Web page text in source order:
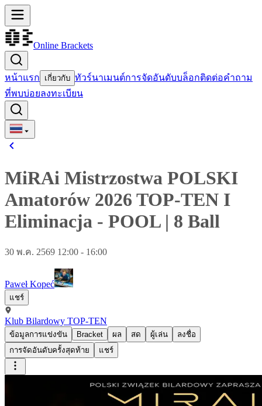
Online Brackets
หน้าแรก เกี่ยวกับ ทัวร์นาเมนต์การจัดอันดับบล็อกติดต่อคำถาม
ที่พบบ่อยลงทะเบียน
MiRAi Mistrzostwa POLSKI
Amatorów 2026 TOP-TEN I
Eliminacja - POOL| 8 Ball
30 พ.ค. 2569 12:00 - 16:00
Paweł Kopeć
แชร์
Klub Bilardowy TOP-TEN
ข้อมูลการแข่งขัน Bracket ผล สด ผู้เล่น
ลงชื่อ
การจัดอันดับครั้งสุดท้าย
แชร์